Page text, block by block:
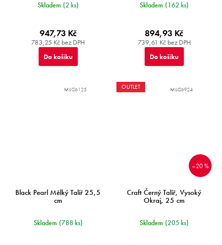
Skladem (2 ks)
783,25 Kč bez DPH
947,73 Kč
Do košíku
Skladem (162 ks)
739,61 Kč bez DPH
894,93 Kč
Do košíku
Black Pearl Mělký Talíř 25,5
cm
Skladem (788 ks)
MIJC6125 OUTLET
–20 %
Craft Černý Talíř, Vysoký
Okraj, 25 cm
Skladem (205 ks)
MIJC6924